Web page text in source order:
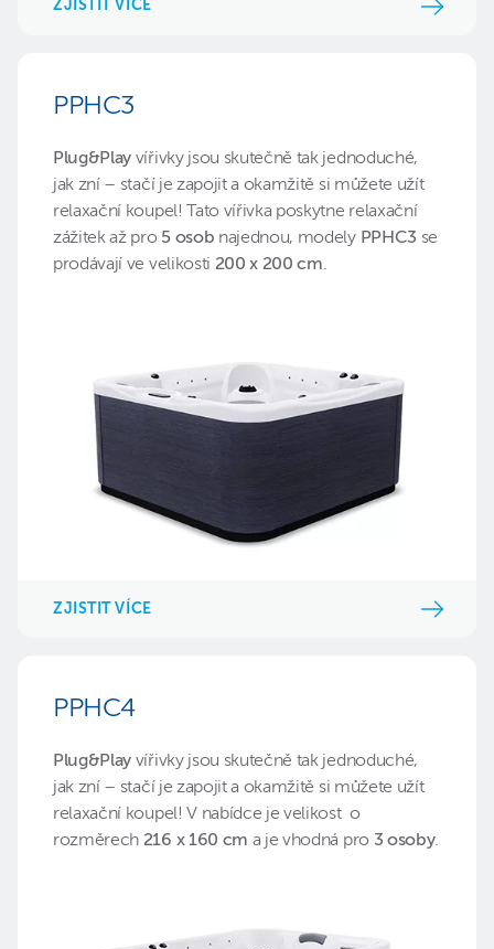
ZJISTIT VÍCE
PPHC3
Plug&Play vířivky jsou skutečně tak jednoduché,
jak zní – stačí je zapojit a okamžitě si můžete užít
relaxační koupel! Tato vířivka poskytne relaxační
zážitek až pro 5 osob najednou, modely PPHC3 se
prodávají ve velikosti 200 x 200 cm.
ZJISTIT VÍCE
PPHC4
Plug&Play vířivky jsou skutečně tak jednoduché,
jak zní – stačí je zapojit a okamžitě si můžete užít
relaxační koupel! V nabídce je velikost o
rozměrech 216 x 160 cm a je vhodná pro 3 osoby.